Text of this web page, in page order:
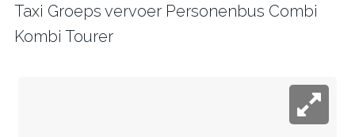
Taxi Groeps vervoer Personenbus Combi
Kombi Tourer